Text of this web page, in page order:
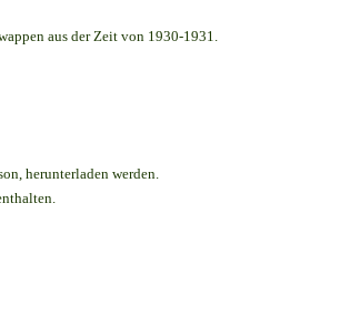
aus der Zeit von 1930-1931.
herunterladen werden.